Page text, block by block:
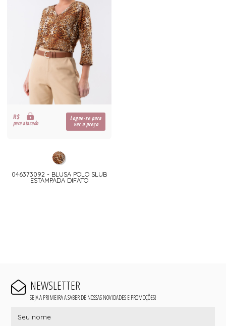
R$
para atacado
Logue-se para
ver o preço
046373092 - BLUSA POLO SLUB
ESTAMPADA DIFATO
NEWSLETTER
SEJA A PRIMEIRA A SABER DE NOSSAS NOVIDADES E PROMOÇÕES!